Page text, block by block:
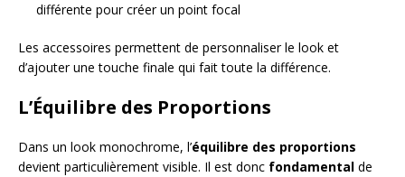
différente pour créer un point focal
Les accessoires permettent de personnaliser le look et
d’ajouter une touche finale qui fait toute la différence.
L’Équilibre des Proportions
Dans un look monochrome, l’équilibre des proportions
devient particulièrement visible. Il est donc fondamental de